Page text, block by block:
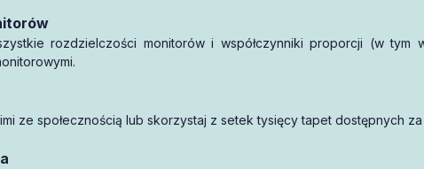
rozdzielczości monitorów i współczynniki proporcji (w
ze społecznością lub skorzystaj z setek tysięcy tapet dostępnych